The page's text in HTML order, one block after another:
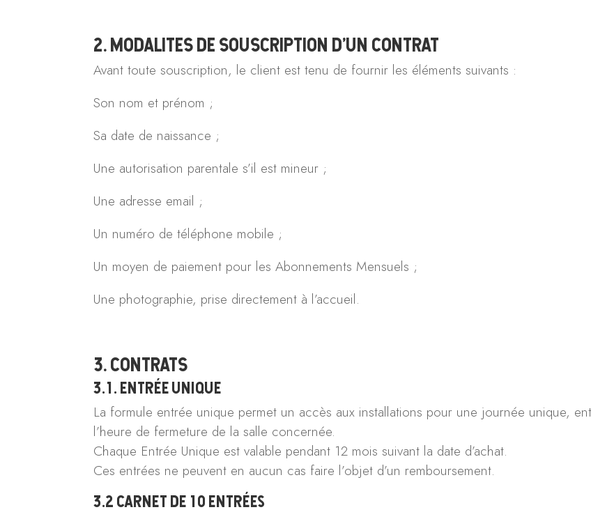
2. MODALITES DE SOUSCRIPTION D’UN CONTRAT
Avant toute souscription, le client est tenu de fournir les éléments suivants :
Son nom et prénom ;
Sa date de naissance ;
Une autorisation parentale s’il est mineur ;
Une adresse email ;
Un numéro de téléphone mobile ;
Un moyen de paiement pour les Abonnements Mensuels ;
Une photographie, prise directement à l’accueil.
3. CONTRATS
3.1. Entrée Unique
La formule entrée unique permet un accès aux installations pour une journée unique,
l’heure de fermeture de la salle concernée.
Chaque Entrée Unique est valable pendant 12 mois suivant la date d’achat.
Ces entrées ne peuvent en aucun cas faire l’objet d’un remboursement.
3.2 Carnet de 10 entrées